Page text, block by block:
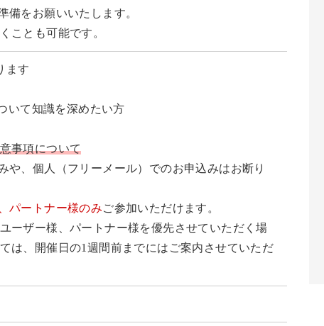
をお願いいたします。
とも可能です。
ます
いて知識を深めたい方
事項について
、個人（フリーメール）でのお申込みはお断り
パートナー様のみご参加いただけます。
ーザー様、パートナー様を優先させていただく場
は、開催日の1週間前までにはご案内させていただ